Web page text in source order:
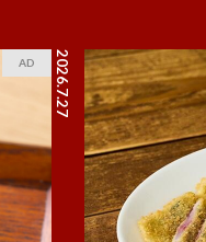
2026.7.27
AD